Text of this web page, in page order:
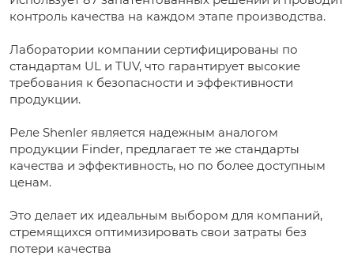
контроль качества на каждом этапе производства.
Лаборатории компании сертифицированы по
стандартам UL и TUV, что гарантирует высокие
требования к безопасности и эффективности
продукции.
Реле Shenler является надежным аналогом
продукции Finder, предлагает те же стандарты
качества и эффективность, но по более доступным
ценам.
Это делает их идеальным выбором для компаний,
стремящихся оптимизировать свои затраты без
потери качества